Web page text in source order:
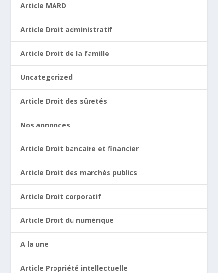
Article MARD
Article Droit administratif
Article Droit de la famille
Uncategorized
Article Droit des sûretés
Nos annonces
Article Droit bancaire et financier
Article Droit des marchés publics
Article Droit corporatif
Article Droit du numérique
A la une
Article Propriété intellectuelle